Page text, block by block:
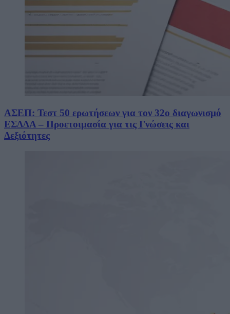
ΑΣΕΠ: Τεστ 50 ερωτήσεων για τον 32ο διαγωνισμό
ΕΣΔΔΑ – Προετοιμασία για τις Γνώσεις και
Δεξιότητες